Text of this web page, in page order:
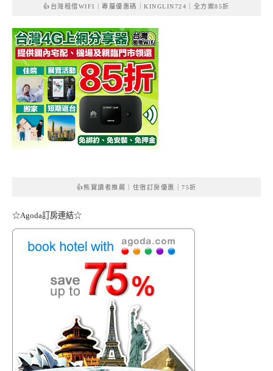
👍台灣租借WIFI｜專屬優惠碼｜KINGLIN724｜全方案85折
👍熊寶讀者推薦｜住宿訂房優惠｜75折
☆Agoda訂房連結☆